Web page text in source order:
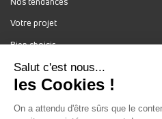
Votre projet
Bien choisir
Forum Au Fil du Bain
Nos produits